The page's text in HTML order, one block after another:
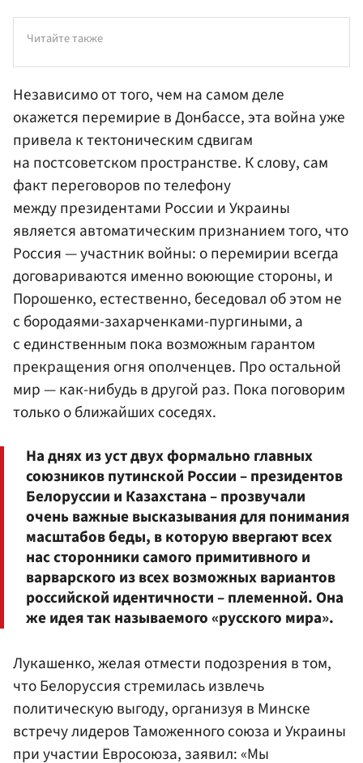
Читайте также
Независимо от того, чем на самом деле
окажется перемирие в Донбассе, эта война уже
привела к тектоническим сдвигам
на постсоветском пространстве. К слову, сам
факт переговоров по телефону
между президентами России и Украины
является автоматическим признанием того, что
Россия — участник войны: о перемирии всегда
договариваются именно воюющие стороны, и
Порошенко, естественно, беседовал об этом не
с бородаями-захарченками-пургиными, а
с единственным пока возможным гарантом
прекращения огня ополченцев. Про остальной
мир — как-нибудь в другой раз. Пока поговорим
только о ближайших соседях.
На днях из уст двух формально главных
союзников путинской России – президентов
Белоруссии и Казахстана – прозвучали
очень важные высказывания для понимания
масштабов беды, в которую ввергают всех
нас сторонники самого примитивного и
варварского из всех возможных вариантов
российской идентичности – племенной. Она
же идея так называемого «русского мира».
Лукашенко, желая отмести подозрения в том,
что Белоруссия стремилась извлечь
политическую выгоду, организуя в Минске
встречу лидеров Таможенного союза и Украины
при участии Евросоюза, заявил: «Мы